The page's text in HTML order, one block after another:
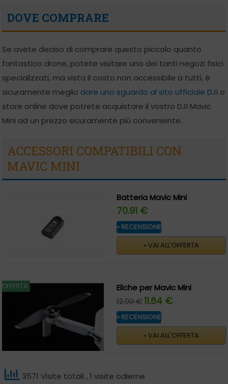
DOVE COMPRARE
Se avete deciso di comprare questo piccolo quanto
fantastico drone, potete visitare uno dei tanti negozi fisici
specializzati, ma vista il costo non accessibile a tutti, è
sicuramente meglio dare uno sguardo al sito ufficiale DJI o
store online dove potrete acquistare il vostro DJI Mavic
Mini ad un prezzo sicuramente più conveniente.
ACCESSORI COMPATIBILI CON
MAVIC MINI
Batteria Mavic Mini
70.91 €
» RECENSIONE
» VAI ALL'OFFERTA
OFFERTA
Eliche per Mavic Mini
12.00 €11.64 €
» RECENSIONE
» VAI ALL'OFFERTA
3571 Visite totali , 1 visite odierne